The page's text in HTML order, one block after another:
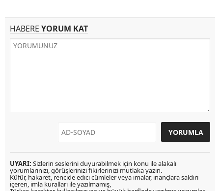
HABERE YORUM KAT
UYARI: Sizlerin seslerini duyurabilmek için konu ile alakalı
yorumlarınızı, görüşlerinizi fikirlerinizi mutlaka yazın.
Küfür, hakaret, rencide edici cümleler veya imalar, inançlara saldırı
içeren, imla kuralları ile yazılmamış,